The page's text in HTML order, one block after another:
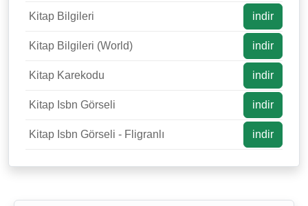
Kitap Bilgileri indir
Kitap Bilgileri (World) indir
Kitap Karekodu indir
Kitap Isbn Görseli indir
Kitap Isbn Görseli - Fligranlı indir